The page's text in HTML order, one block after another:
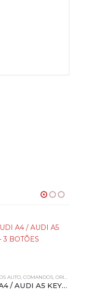
AUTO, COMANDOS, ORIGINAIS
COMANDO AUDI A4 / AUDI A5 KEYLESS – 3 BOTÕES